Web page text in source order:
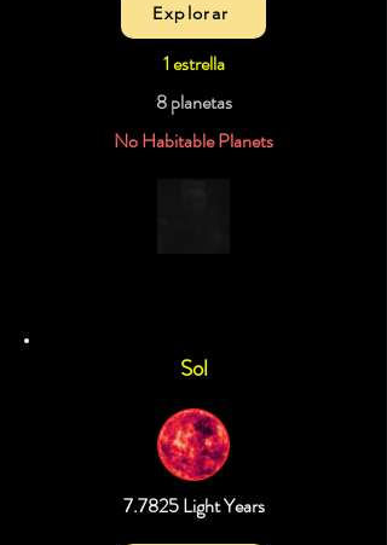
Explorar
1 estrella
8 planetas
No Habitable Planets
Sol
7.7825 Light Years